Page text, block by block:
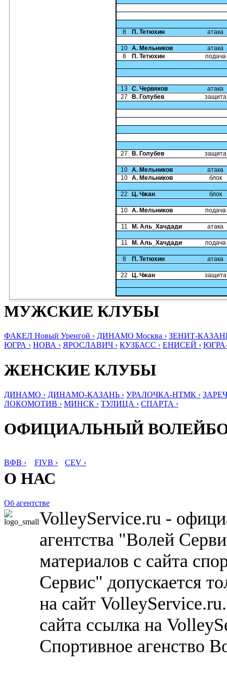
8 П. Тетюхин атака
10 А. Мельников
атака
8
П. Тетюхин подача
13 С. Червяков
атака
27
В. Голубев защита
27 В. Голубев защита
10 А. Мельников
атака
10 А. Мельников блок
22 Ц. Чжан блок
10 А. Мельников подача
11 М. Аль_Хачдади атака
11 М. Аль_Хачдади подача
8 П. Тетюхин атака
22 Ц. Чжан защита
МУЖСКИЕ КЛУБЫ
ФАКЕЛ Новый Уренгой › ДИНАМО Москва › ЗЕНИТ-
ЮГРА › НОВА › ЯРОСЛАВИЧ › КУЗБАСС › ЕНИСЕЙ ›
ЖЕНСКИЕ КЛУБЫ
ДИНАМО › ДИНАМО-КАЗАНЬ › УРАЛОЧКА-НТМК ›
ЛОКОМОТИВ › МИНСК › ТУЛИЦА › СПАРТА ›
ОФИЦИАЛЬНЫЙ
ВФВ › FIVB › CEV ›
О НАС
Об агентстве
VolleyService.ru -
агентства "Волей
материалов с сайта
Сервис" допускается
на сайт
сайта ссылка на
Спортивное агенство